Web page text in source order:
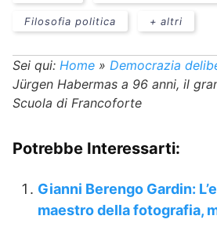
Filosofia politica + altri
Sei qui: Home » Democrazia
Jürgen Habermas a 96 anni, il
Scuola di Francoforte
Potrebbe Interessarti:
Gianni Berengo Gardin:
maestro della fotografia,